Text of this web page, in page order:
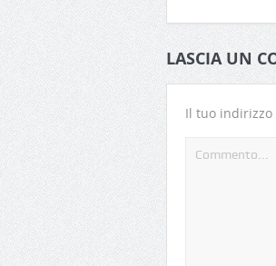
LASCIA UN
Il tuo